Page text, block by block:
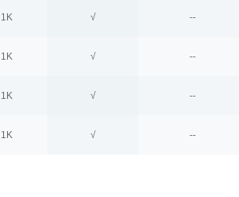
1K √ --
1K √ --
1K √ --
1K √ --